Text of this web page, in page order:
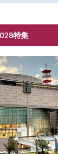
特集